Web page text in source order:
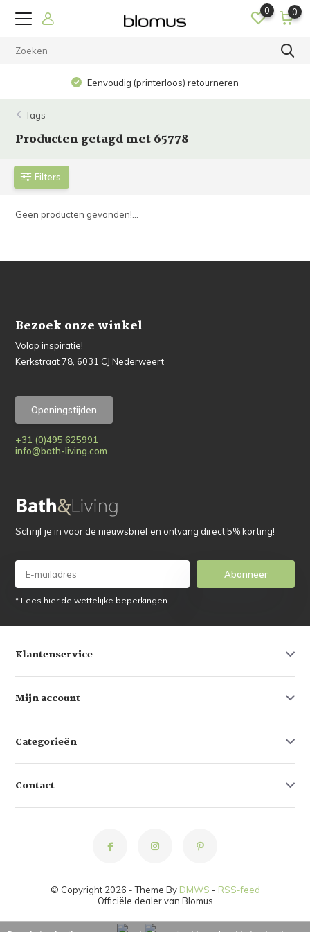
0 0
Eenvoudig (printerloos) retourneren
Tags
Producten getagd met 65778
Filters
Geen producten gevonden!...
Bezoek onze winkel
Volop inspiratie!
Kerkstraat 78, 6031 CJ Nederweert
Openingstijden
+31 (0)495 625991
info@bath-living.com
Schrijf je in voor de nieuwsbrief en ontvang direct 5% korting!
Abonneer
* Lees hier de wettelijke beperkingen
Klantenservice
Mijn account
Categorieën
Contact
© Copyright 2026 - Theme By DMWS - RSS-feed
Officiële dealer van Blomus